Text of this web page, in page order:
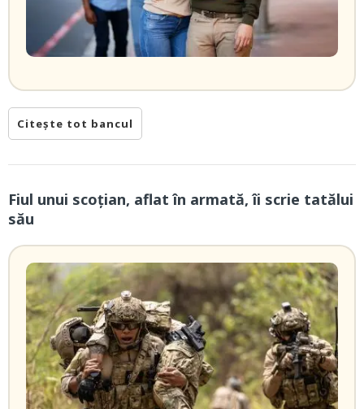
Citește tot bancul
Fiul unui scoţian, aflat în armată, îi scrie tatălui
său